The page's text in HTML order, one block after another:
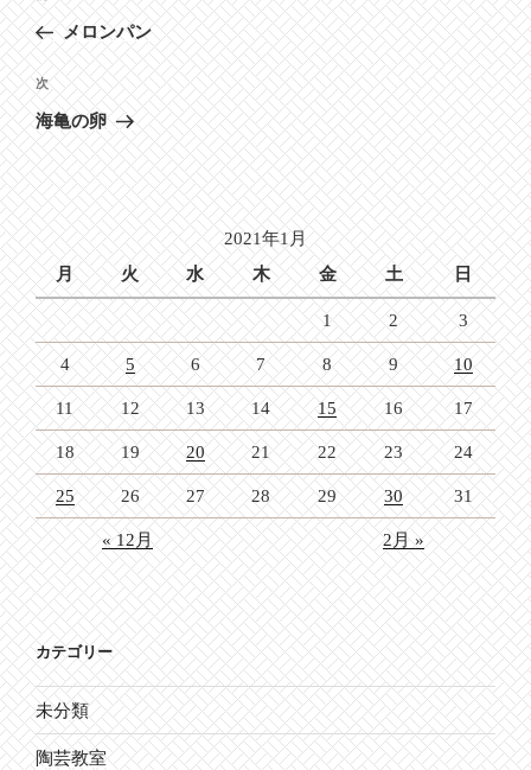
稿
ナ
ビ
ゲ
ー
シ
ョ
ン
の
投
稿
メロンパン
次
の
投
稿
次
海亀の卵
2021年1月
月
火 水 木 金 土 日
1 2 3
4 5 6 7 8 9 10
11 12 13 14 15 16 17
18 19 20 21 22 23 24
25 26 27 28 29 30 31
« 12月 2月 »
カテゴリー
未分類
陶芸教室